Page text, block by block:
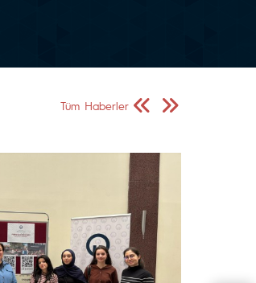
Tüm Haberler
Önceki Sayfa
Sonraki Sayfa